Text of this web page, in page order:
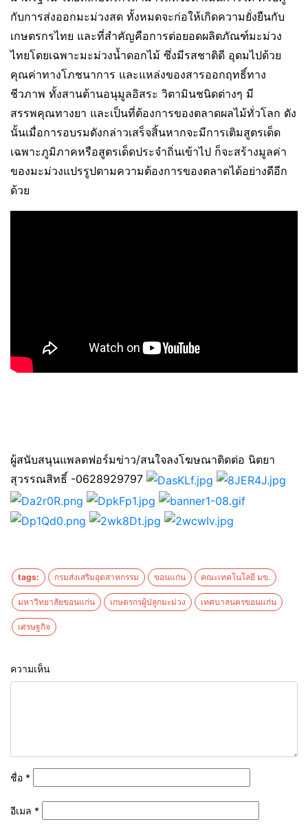
กับการส่งออกมะม่วงสด ทั้งหมดจะก่อให้เกิดความยั่งยืนกับ
เกษตรกรไทย และที่สำคัญคือการต่อยอดผลิตภัณฑ์มะม่วง
ไทยโดยเฉพาะมะม่วงน้ำดอกไม้ ซึ่งมีรสชาติดี อุดมไปด้วย
คุณค่าทางโภชนาการ และแหล่งของสารออกฤทธิ์ทาง
ชีวภาพ ทั้งสานต้านอนุมูลอิสระ วิตามินชนิดต่างๆ มี
สรรพคุณทางยา และเป็นที่ต้องการของตลาดผลไม้ทั่วโลก ดัง
นั้นเมื่อการอบรมดังกล่าวเสร็จสิ้นหากจะมีการเติมสูตรเด็ด
เฉพาะภูมิภาคหรือสูตรเด็ดประจำถิ่นเข้าไป ก็จะสร้างมูลค่า
ของมะม่วงแปรรูปตามความต้องการของตลาดได้อย่างดีอีก
ด้วย
ผู้สนับสนุนแพลตฟอร์มข่าว/สนใจลงโฆษณาติดต่อ นิตยา
สุวรรณสิทธิ์ -0628929797
tags: กรมส่งเสริมอุตสาหกรรม ขอนแก่น คณะเทคโนโลยี มข.
มหาวิทยาลัยขอนแก่น เกษตรกรผู้ปลูกมะม่วง เทศบาลนครขอนแก่น
เศรษฐกิจ
ความเห็น
ชื่อ *
อีเมล *